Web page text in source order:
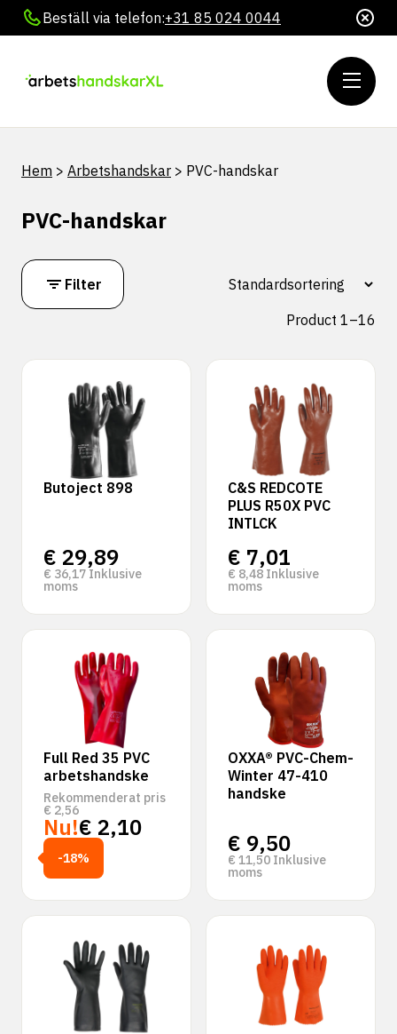
Beställ via telefon:+31 85 024 0044
Hem > Arbetshandskar > PVC-handskar
PVC-handskar
Filter
Product 1–16
Butoject 898
€ 29,89
€ 36,17 Inklusive
moms
C&S REDCOTE
PLUS R50X PVC
INTLCK
€ 7,01
€ 8,48 Inklusive
moms
Full Red 35 PVC
arbetshandske
Rekommenderat pris
€ 2,56
Nu!€ 2,10
-18%
OXXA® PVC-Chem-
Winter 47-410
handske
€ 9,50
€ 11,50 Inklusive
moms